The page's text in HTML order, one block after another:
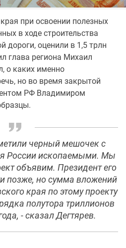
при освоении полезных
в ходе строительства
дороги, оценили в 1,5 трлн
глава региона Михаил
о каких именно
но во время закрытой
РФ Владимиром
черный мешочек с
России ископаемыми. Мы
объявим. Президент его
позже, но сумма вложений
края по этому проекту
полутора триллионов
- сказал Дегтярев.